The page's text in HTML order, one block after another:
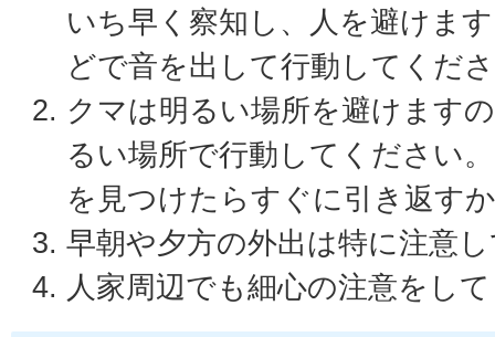
いち早く察知し、人を避けま
どで音を出して行動してくだ
クマは明るい場所を避けます
るい場所で行動してください
を見つけたらすぐに引き返す
早朝や夕方の外出は特に注意
人家周辺でも細心の注意をし